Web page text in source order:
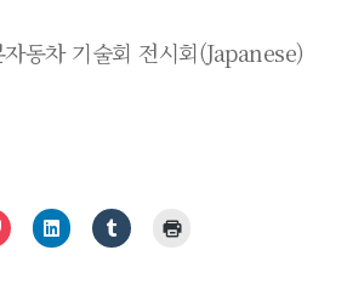
동차 기술회 전시회(Japanese)